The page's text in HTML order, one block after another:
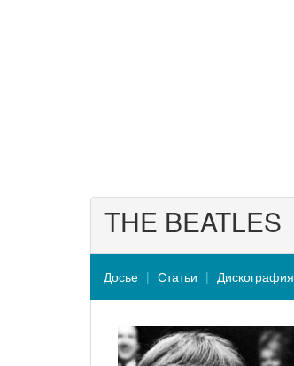
THE BEATLES
Досье Статьи Дискография